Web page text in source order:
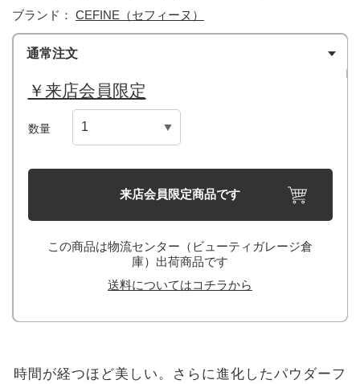
ブランド： CEFINE（セフィーヌ）
通常注文
￥来店会員限定
数量
来店会員限定商品です
この商品は物流センター（ビューティガレージ倉
庫）出荷商品です
送料についてはコチラから
時間が経つほど美しい。さらに進化したパウダーフ